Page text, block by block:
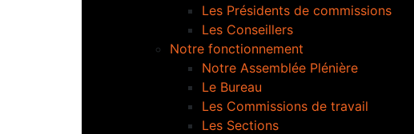
Les Présidents de commissions
Les Conseillers
Notre fonctionnement
Notre Assemblée Plénière
Le Bureau
Les Commissions de travail
Les Sections